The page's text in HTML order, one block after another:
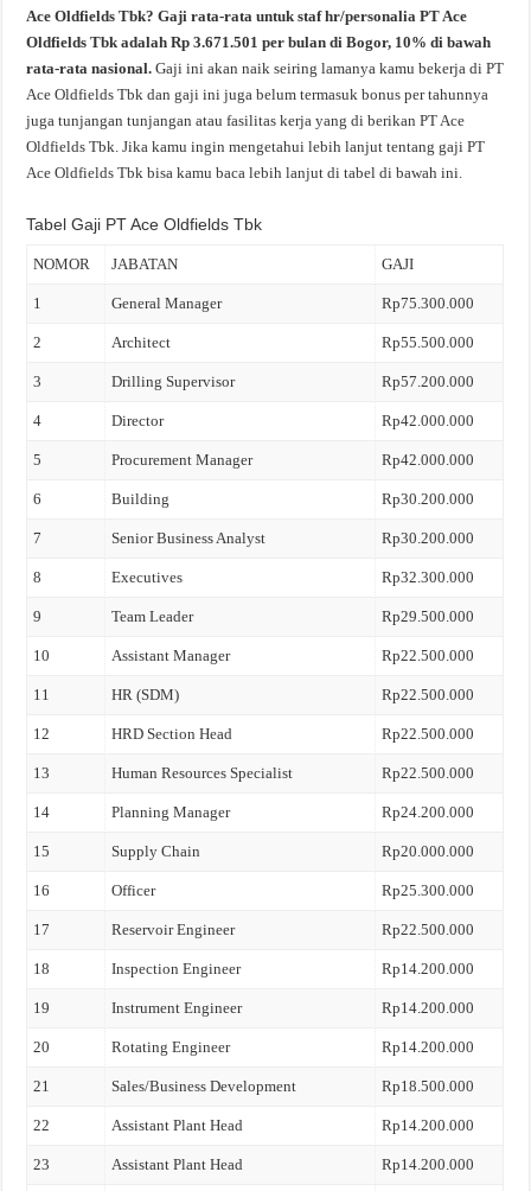
Ace Oldfields Tbk? Gaji rata-rata untuk staf hr/personalia PT Ace
Oldfields Tbk adalah Rp 3.671.501 per bulan di Bogor, 10% di bawah
rata-rata nasional.Gaji ini akan naik seiring lamanya kamu bekerja di PT
Ace Oldfields Tbk dan gaji ini juga belum termasuk bonus per tahunnya
juga tunjangan tunjangan atau fasilitas kerja yang di berikan PT Ace
Oldfields Tbk. Jika kamu ingin mengetahui lebih lanjut tentang gaji PT
Ace Oldfields Tbk bisa kamu baca lebih lanjut di tabel di bawah ini.
Tabel Gaji PT Ace Oldfields Tbk
NOMOR JABATAN GAJI
1 General Manager Rp75.300.000
2 Architect Rp55.500.000
3 Drilling Supervisor Rp57.200.000
4 Director Rp42.000.000
5 Procurement Manager Rp42.000.000
6 Building Rp30.200.000
7 Senior Business Analyst Rp30.200.000
8 Executives Rp32.300.000
9 Team Leader Rp29.500.000
10 Assistant Manager Rp22.500.000
11 HR (SDM) Rp22.500.000
12 HRD Section Head Rp22.500.000
13 Human Resources Specialist Rp22.500.000
14 Planning Manager Rp24.200.000
15 Supply Chain Rp20.000.000
16 Officer Rp25.300.000
17 Reservoir Engineer Rp22.500.000
18 Inspection Engineer Rp14.200.000
19 Instrument Engineer Rp14.200.000
20 Rotating Engineer Rp14.200.000
21 Sales/Business Development Rp18.500.000
22 Assistant Plant Head Rp14.200.000
23 Assistant Plant Head Rp14.200.000